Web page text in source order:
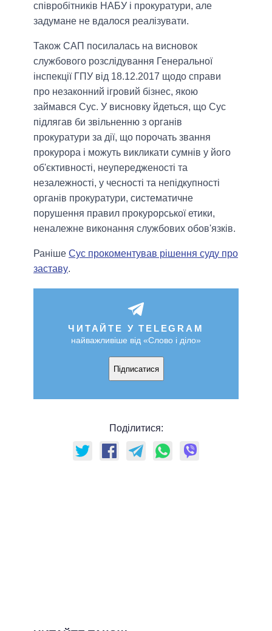
співробітників НАБУ і прокуратури, але
задумане не вдалося реалізувати.
Також САП посилалась на висновок
службового розслідування Генеральної
інспекції ГПУ від 18.12.2017 щодо справи
про незаконний ігровий бізнес, якою
займався Сус. У висновку йдеться, що Сус
підлягав би звільненню з органів
прокуратури за дії, що порочать звання
прокурора і можуть викликати сумнів у його
об'єктивності, неупередженості та
незалежності, у чесності та непідкупності
органів прокуратури, систематичне
порушення правил прокурорської етики,
неналежне виконання службових обов'язків.
Раніше Сус прокоментував рішення суду про
заставу.
ЧИТАЙТЕ У TELEGRAM
найважливіше від «Слово і діло»
Підписатися
Поділитися: